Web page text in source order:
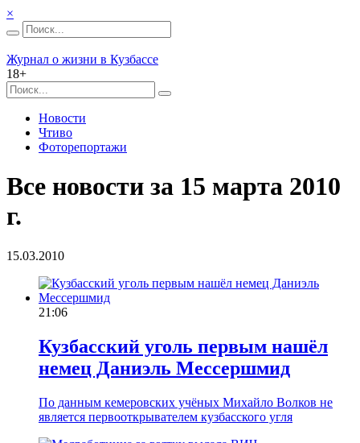
×
Журнал о жизни в Кузбассе
18+
Новости
Чтиво
Фоторепортажи
Все новости за 15 марта 2010
г.
15.03.2010
21:06
Кузбасский уголь первым нашёл
немец Даниэль Мессершмид
По данным кемеровских учёных Михайло Волков не
является первооткрывателем кузбасского угля